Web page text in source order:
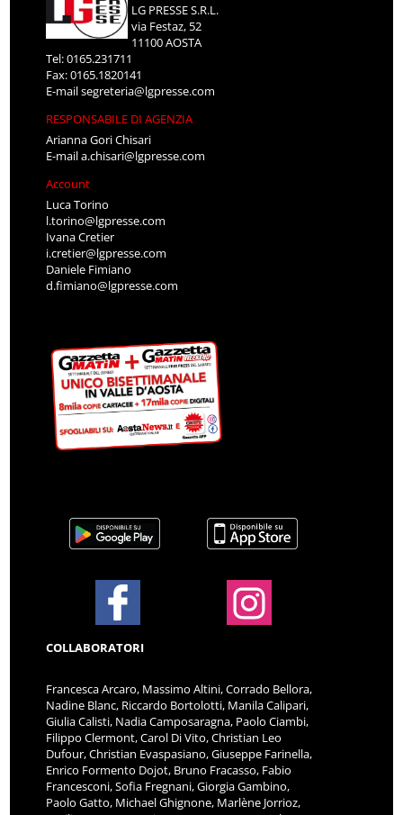
LG PRESSE S.R.L.
via Festaz, 52
11100 AOSTA
Tel: 0165.231711
Fax: 0165.1820141
E-mailsegreteria@lgpresse.com
RESPONSABILE DI AGENZIA
Arianna Gori Chisari
E-maila.chisari@lgpresse.com
Account
Luca Torino
l.torino@lgpresse.com
Ivana Cretier
i.cretier@lgpresse.com
Daniele Fimiano
d.fimiano@lgpresse.com
COLLABORATORI
Francesca Arcaro, Massimo Altini, Corrado Bellora,
Nadine Blanc, Riccardo Bortolotti, Manila Calipari,
Giulia Calisti, Nadia Camposaragna, Paolo Ciambi,
Filippo Clermont, Carol Di Vito, Christian Leo
Dufour, Christian Evaspasiano, Giuseppe Farinella,
Enrico Formento Dojot, Bruno Fracasso, Fabio
Francesconi, Sofia Fregnani, Giorgia Gambino,
Paolo Gatto, Michael Ghignone, Marlène Jorrioz,